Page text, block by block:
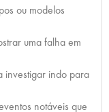
ou modelos
uma falha em
investigar indo para
notáveis que